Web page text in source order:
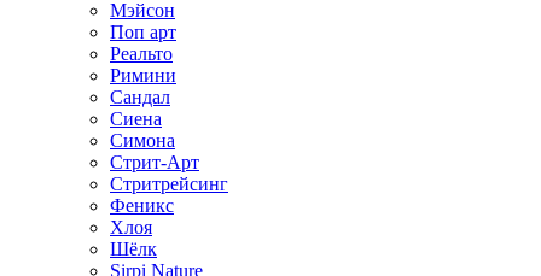
Мэйсон
Поп арт
Реальто
Римини
Сандал
Сиена
Симона
Стрит-Арт
Стритрейсинг
Феникс
Хлоя
Шёлк
Sirpi Nature